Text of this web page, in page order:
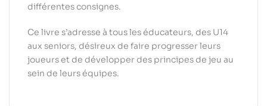
différentes consignes.
Ce livre s’adresse à tous les éducateurs, des U14
aux seniors, désireux de faire progresser leurs
joueurs et de développer des principes de jeu au
sein de leurs équipes.